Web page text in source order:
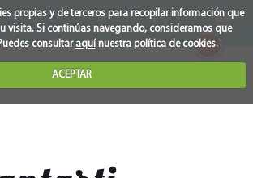
propias y de terceros para recopilar información que
visita. Si continúas navegando, consideramos que
consultar aquínuestra política de cookies.
ACEPTAR
0